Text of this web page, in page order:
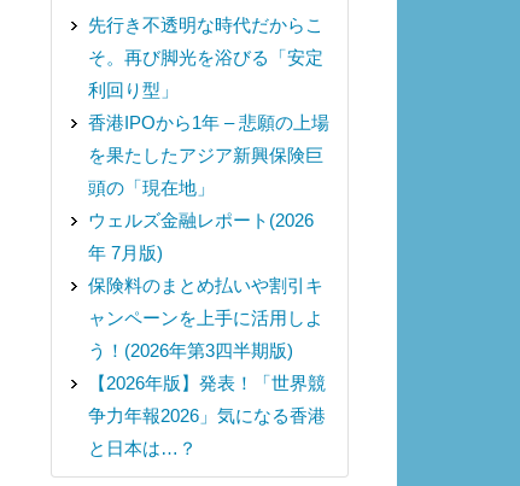
先行き不透明な時代だからこ
そ。再び脚光を浴びる「安定
利回り型」
香港IPOから1年 – 悲願の上場
を果たしたアジア新興保険巨
頭の「現在地」
ウェルズ金融レポート(2026
年 7月版)
保険料のまとめ払いや割引キ
ャンペーンを上手に活用しよ
う！(2026年第3四半期版)
【2026年版】発表！「世界競
争力年報2026」気になる香港
と日本は…？